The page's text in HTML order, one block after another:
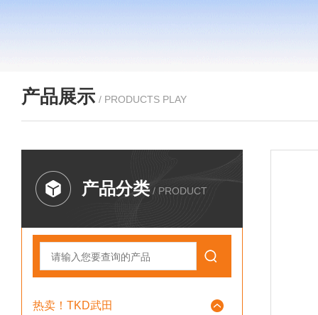
产品展示 / PRODUCTS PLAY
产品分类 / PRODUCT
热卖！TKD武田